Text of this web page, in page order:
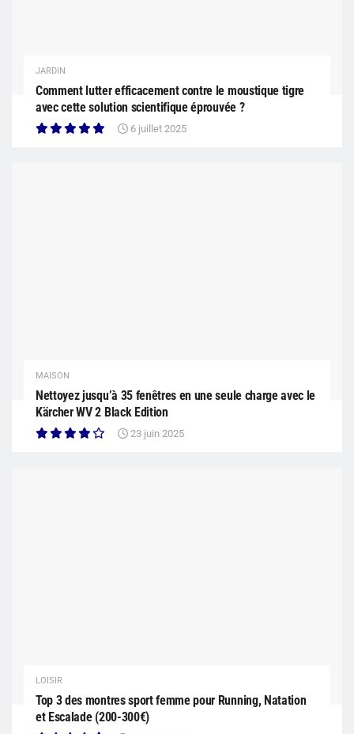
JARDIN
Comment lutter efficacement contre le moustique tigre
avec cette solution scientifique éprouvée ?
6 juillet 2025
MAISON
Nettoyez jusqu’à 35 fenêtres en une seule charge avec le
Kärcher WV 2 Black Edition
23 juin 2025
LOISIR
Top 3 des montres sport femme pour Running, Natation
et Escalade (200-300€)